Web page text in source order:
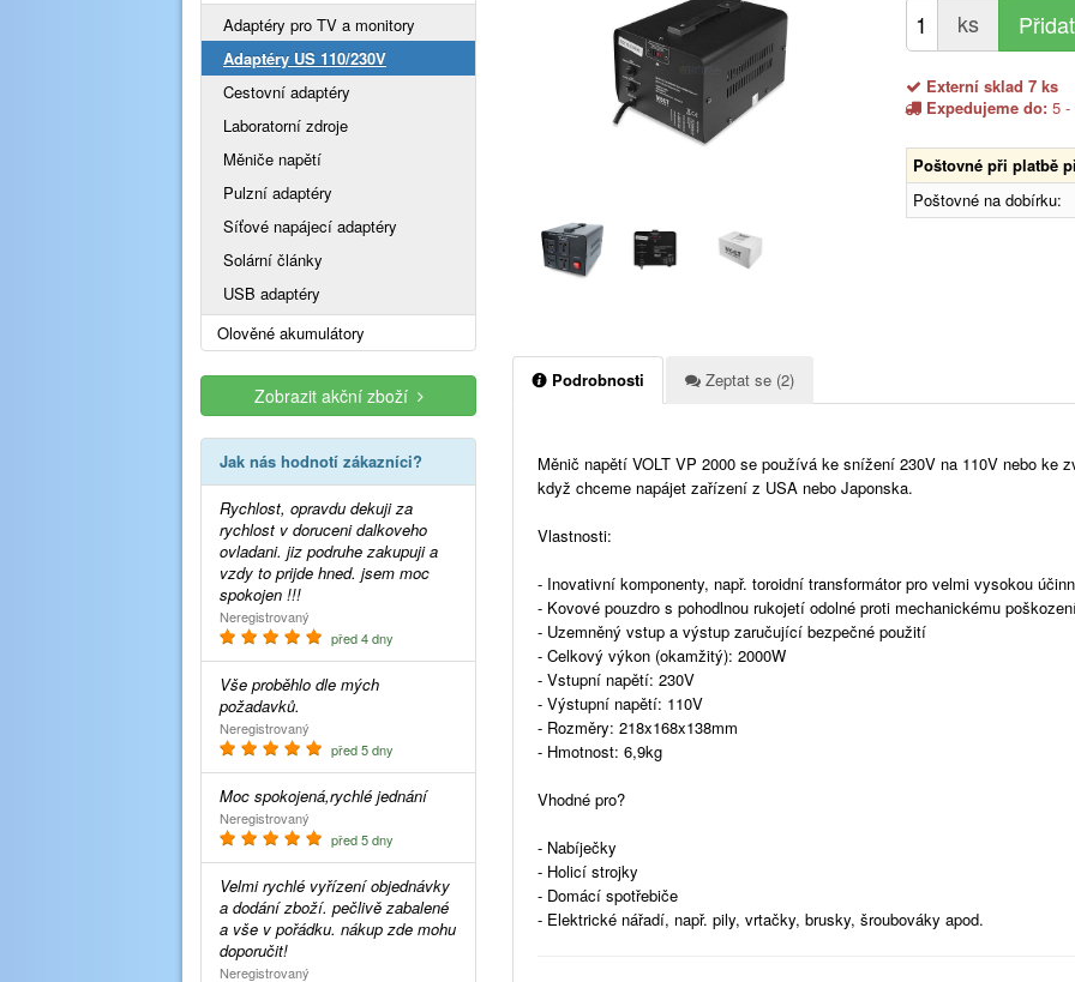
ks
Externí sklad 7 ks
Expedujeme do:5 -
Poštovné při platbě
Poštovné na dobírku:
Podrobnosti Zeptat se (2)
Měnič napětí VOLT VP 2000 se používá ke snížení 230V na 110V nebo ke
když chceme napájet zařízení z USA nebo Japonska.
Vlastnosti:
- Inovativní komponenty, např. toroidní transformátor pro velmi vysokou
- Kovové pouzdro s pohodlnou rukojetí odolné proti mechanickému
- Uzemněný vstup a výstup zaručující bezpečné použití
- Celkový výkon (okamžitý): 2000W
- Vstupní napětí: 230V
- Výstupní napětí: 110V
- Rozměry: 218x168x138mm
- Hmotnost: 6,9kg
Vhodné pro?
- Nabíječky
- Holicí strojky
- Domácí spotřebiče
- Elektrické nářadí, např. pily, vrtačky, brusky, šroubováky apod.
Adaptéry pro TV a monitory
Adaptéry US 110/230V
Cestovní adaptéry
Laboratorní zdroje
Měniče napětí
Pulzní adaptéry
Síťové napájecí adaptéry
Solární články
USB adaptéry
Olověné akumulátory
Zobrazit akční zboží
Jak nás hodnotí zákazníci?
Rychlost, opravdu dekuji za
rychlost v doruceni dalkoveho
ovladani. jiz podruhe zakupuji a
vzdy to prijde hned. jsem moc
spokojen !!!
Neregistrovaný
před 4 dny
Vše proběhlo dle mých
požadavků.
Neregistrovaný
před 5 dny
Moc spokojená,rychlé jednání
Neregistrovaný
před 5 dny
Velmi rychlé vyřízení objednávky
a dodání zboží. pečlivě zabalené
a vše v pořádku. nákup zde mohu
doporučit!
Neregistrovaný